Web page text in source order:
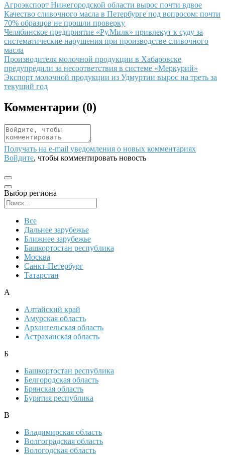
Иллюстрация новости
Агроэкспорт Нижегородской области вырос почти вдвое
Иллюстрация новости
Качество сливочного масла в Петербурге под вопросом: почти
70% образцов не прошли проверку
Иллюстрация новости
Челябинское предприятие «Ру.Милк» привлекут к суду за
систематические нарушения при производстве сливочного
масла
Иллюстрация новости
Производителя молочной продукции в Хабаровске
предупредили за несоответствия в системе «Меркурий»
Иллюстрация новости
Экспорт молочной продукции из Удмуртии вырос на треть за
текущий год
Комментарии (0)
Получать на e‑mail уведомления о новых комментариях
Войдите, чтобы комментировать новость
Выбор региона
Все
Дальнее зарубежье
Ближнее зарубежье
Башкортостан республика
Москва
Санкт-Петербург
Татарстан
А
Алтайский край
Амурская область
Архангельская область
Астраханская область
Б
Башкортостан республика
Белгородская область
Брянская область
Бурятия республика
В
Владимирская область
Волгоградская область
Вологодская область